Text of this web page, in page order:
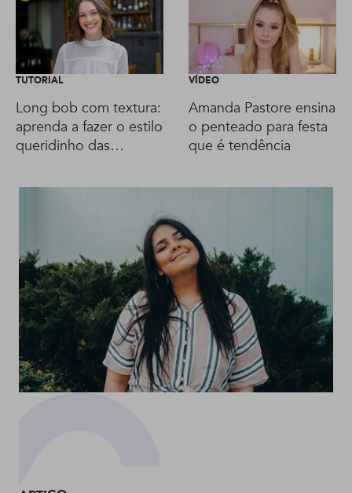
TUTORIAL
Long bob com textura:
aprenda a fazer o estilo
queridinho das
VÍDEO
Amanda Pastore ensina
o penteado para festa
que é tendência